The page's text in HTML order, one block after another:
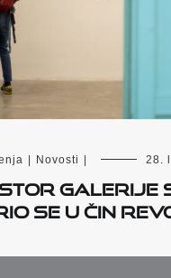
| Novosti | 28.
Galerije
se u čin